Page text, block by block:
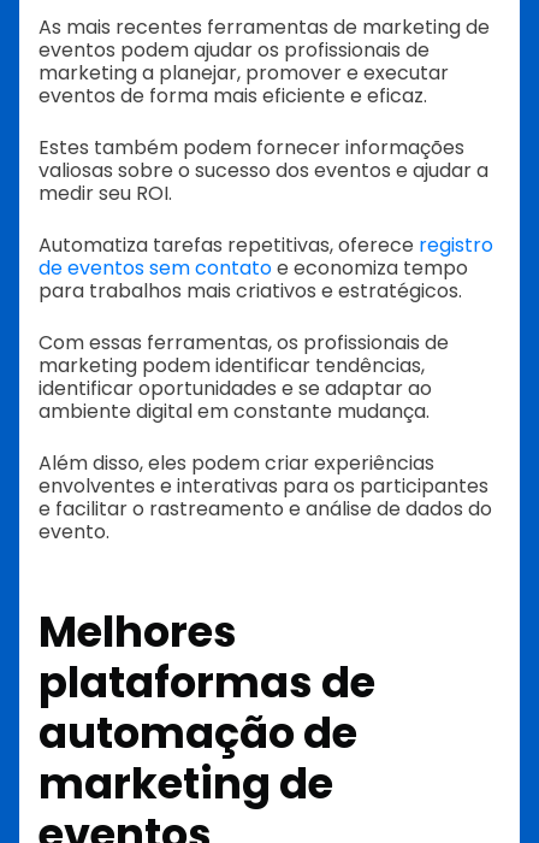
As mais recentes ferramentas de marketing de
eventos podem ajudar os profissionais de
marketing a planejar, promover e executar
eventos de forma mais eficiente e eficaz.
Estes também podem fornecer informações
valiosas sobre o sucesso dos eventos e ajudar a
medir seu ROI.
Automatiza tarefas repetitivas, oferece registro
de eventos sem contatoe economiza tempo
para trabalhos mais criativos e estratégicos.
Com essas ferramentas, os profissionais de
marketing podem identificar tendências,
identificar oportunidades e se adaptar ao
ambiente digital em constante mudança.
Além disso, eles podem criar experiências
envolventes e interativas para os participantes
e facilitar o rastreamento e análise de dados do
evento.
Melhores
plataformas de
automação de
marketing de